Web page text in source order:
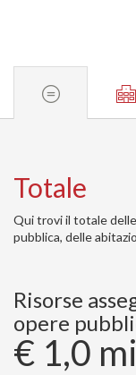
Totale
Qui trovi il totale
pubblica, delle
Risorse
opere
€ 1,0